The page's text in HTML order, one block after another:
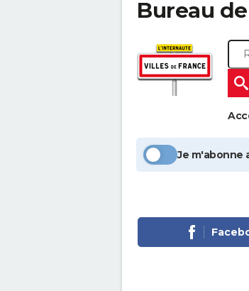
Bureau
Je m'abonne